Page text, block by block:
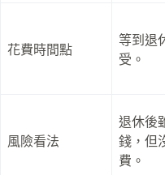
花費時間點
等到退
受。​
風險看法
退休後
錢，但
費。​